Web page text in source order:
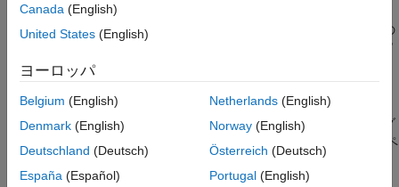
守します。ジョブ マネージャーは、ジョブの保存と、ジョブ マ
ネージャーに登録されている MATLAB
ワーカーへのジョブ内の
タスクの配布を処理します。mjs サービスは、指定されたコンピ
ューター上で既に稼働していなければなりません。
startjobmanager 実行可能ファイルは、フォルダー
matlabroot\toolbox\parallel\bin(Windows® オペレーティング
/toolbox/parallel/bin
オペ
レーティング システム) にあります。次のコマンド構文を
Windows または UNIX コマンド ライン プロンプトで入力しま
Canada (English)
United States (English)
ヨーロッパ
Belgium (English)
Denmark (English)
Deutschland (Deutsch)
España (Español)
Netherlands(English)
Norway(English)
Österreich (Deutsch)
Portugal(English)